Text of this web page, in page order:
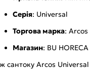
Серія: Universal
Торгова марка: Arcos
Магазин: BU HORECA
сантоку Arcos